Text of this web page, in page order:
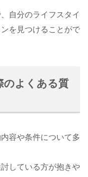
自分のライフスタイ
を見つけることがで
のよくある質
容や条件について多
している方が抱きや